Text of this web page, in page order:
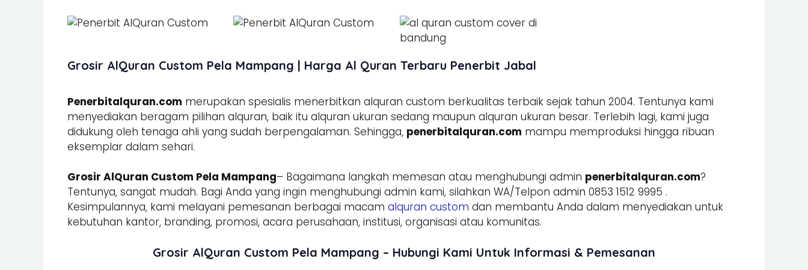
Grosir AlQuran Custom Pela Mampang | Harga Al Quran Terbaru Penerbit Jabal
Penerbitalquran.com merupakan spesialis menerbitkan alquran custom berkualitas terbaik sejak tahun 2004. Tentunya kami
menyediakan beragam pilihan alquran, baik itu alquran ukuran sedang maupun alquran ukuran besar. Terlebih lagi, kami juga
didukung oleh tenaga ahli yang sudah berpengalaman. Sehingga, penerbitalquran.com mampu memproduksi hingga ribuan
eksemplar dalam sehari.
Grosir AlQuran Custom Pela Mampang– Bagaimana langkah memesan atau menghubungi admin penerbitalquran.com?
Tentunya, sangat mudah. Bagi Anda yang ingin menghubungi admin kami, silahkan WA/Telpon admin 0853 1512 9995 .
Kesimpulannya, kami melayani pemesanan berbagai macam alquran custom dan membantu Anda dalam menyediakan untuk
kebutuhan kantor, branding, promosi, acara perusahaan, institusi, organisasi atau komunitas.
Grosir AlQuran Custom Pela Mampang – Hubungi Kami Untuk Informasi & Pemesanan